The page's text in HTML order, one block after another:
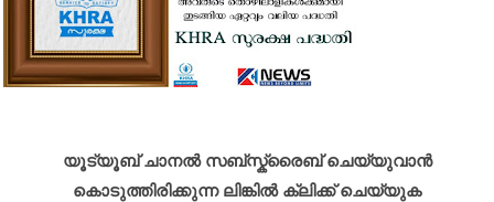
യൂട്യൂബ് ചാനൽ സബ്സ്ക്രൈബ് ചെയ്യുവാൻ
കൊടുത്തിരിക്കുന്ന ലിങ്കിൽ ക്ലിക്ക് ചെയ്യുക